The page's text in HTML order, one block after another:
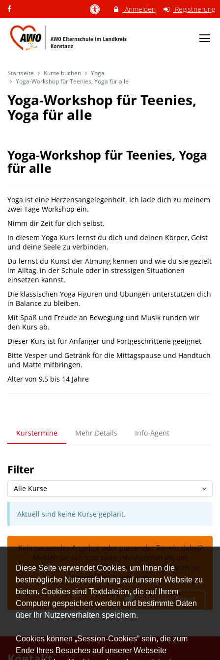
Diese Seite verwendet Cookies, um Ihnen die
bestmögliche Nutzererfahrung auf unserer Website zu
bieten. Cookies sind Textdateien, die auf Ihrem
Computer gespeichert werden und bestimmte Daten
über Ihr Nutzerverhalten speichern.
Cookies können „Session-Cookies“ sein, die zum
Ende Ihres Besuches auf unserer Webseite
Anmelden Registrierung
Startseite Kurse buchen
Yoga
Yoga-Workshop für Teenies, Yoga für alle
Yoga-Workshop für Teenies,
Yoga für alle
Yoga-Workshop für Teenies, Yoga
für alle
Yoga ist eine Herzensangelegenheit. Ich lade dich zu meinem
zwei Tage Workshop ein.
Nimm dir Zeit für dich selbst.
In diesem Yoga Kurs lernst du dich und deinen Körper, Geist
und deine Seele zu verbinden.
Du lernst du Kunst der Atmung kennen und wie du sie gezielt
im Alltag, in der Schule oder in stressigen Situationen
einsetzen kannst.
Die klassischen Yoga Figuren und Übungen unterstützen dich
in Balance zu bleiben.
Mit Spaß und Freude an Bewegung und Musik runden wir
den Kurs ab.
Dieser Kurs ist für Anfänger und Fortgeschrittene geeignet
Bitte Vesper und Getränk für die Mittagspause und Handtuch
und Matte mitbringen.
Alter von 9,5 bis 14 Jahre
Kurstermine Mehr Details Info-Agent
Filter
Alle Kurse
Aktuell sind keine Kurse geplant.
Kein passendes Angebot oder passender Termin dabei?
Melden Sie sich jetzt beim Info-Agenten an, um
Informationen zu neuen Terminen und Angeboten zu
diesem Kurs zu erhalten.
zum Info-Agent